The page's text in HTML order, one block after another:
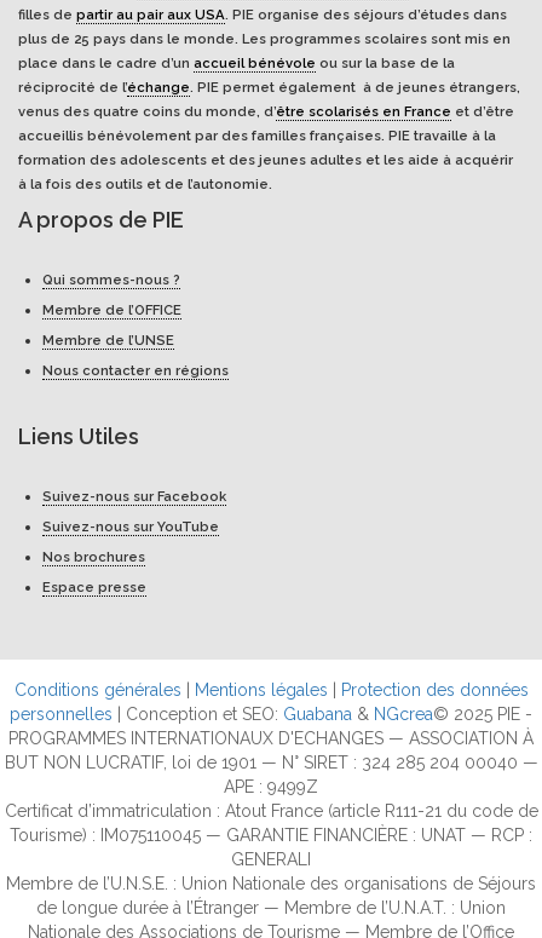
filles de partir au pair aux USA. PIE organise des séjours d’études dans
plus de 25 pays dans le monde. Les programmes scolaires sont mis en
place dans le cadre d’un accueil bénévole ou sur la base de la
réciprocité de l’échange. PIE permet également à de jeunes étrangers,
venus des quatre coins du monde, d’être scolarisés en France et d’être
accueillis bénévolement par des familles françaises. PIE travaille à la
formation des adolescents et des jeunes adultes et les aide à acquérir
à la fois des outils et de l’autonomie.
A propos de PIE
Qui sommes-nous ?
Membre de l’OFFICE
Membre de l’UNSE
Nous contacter en régions
Liens Utiles
Suivez-nous sur Facebook
Suivez-nous sur YouTube
Nos brochures
Espace presse
Conditions générales Mentions légales
Protection des données
personnelles | Conception et SEO: Guabana & NGcrea© 2025 PIE -
PROGRAMMES INTERNATIONAUX D'ECHANGES — ASSOCIATION À
BUT NON LUCRATIF, loi de 1901 — N° SIRET : 324 285 204 00040 —
APE : 9499Z
Certificat d’immatriculation : Atout France (article R111-21 du code de
Tourisme) : IM075110045 — GARANTIE FINANCIÈRE : UNAT — RCP :
GENERALI
Membre de l’U.N.S.E. : Union Nationale des organisations de Séjours
de longue durée à l’Étranger — Membre de l’U.N.A.T. : Union
Nationale des Associations de Tourisme — Membre de l’Office